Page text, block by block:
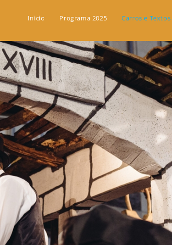
Inicio Programa 2025 Carros e Textos